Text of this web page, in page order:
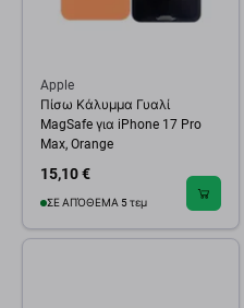
Apple
Πίσω Κάλυμμα Γυαλί
MagSafe για iPhone 17 Pro
Max, Orange
15,10 €
ΣΕ ΑΠΌΘΕΜΑ 5 τεμ